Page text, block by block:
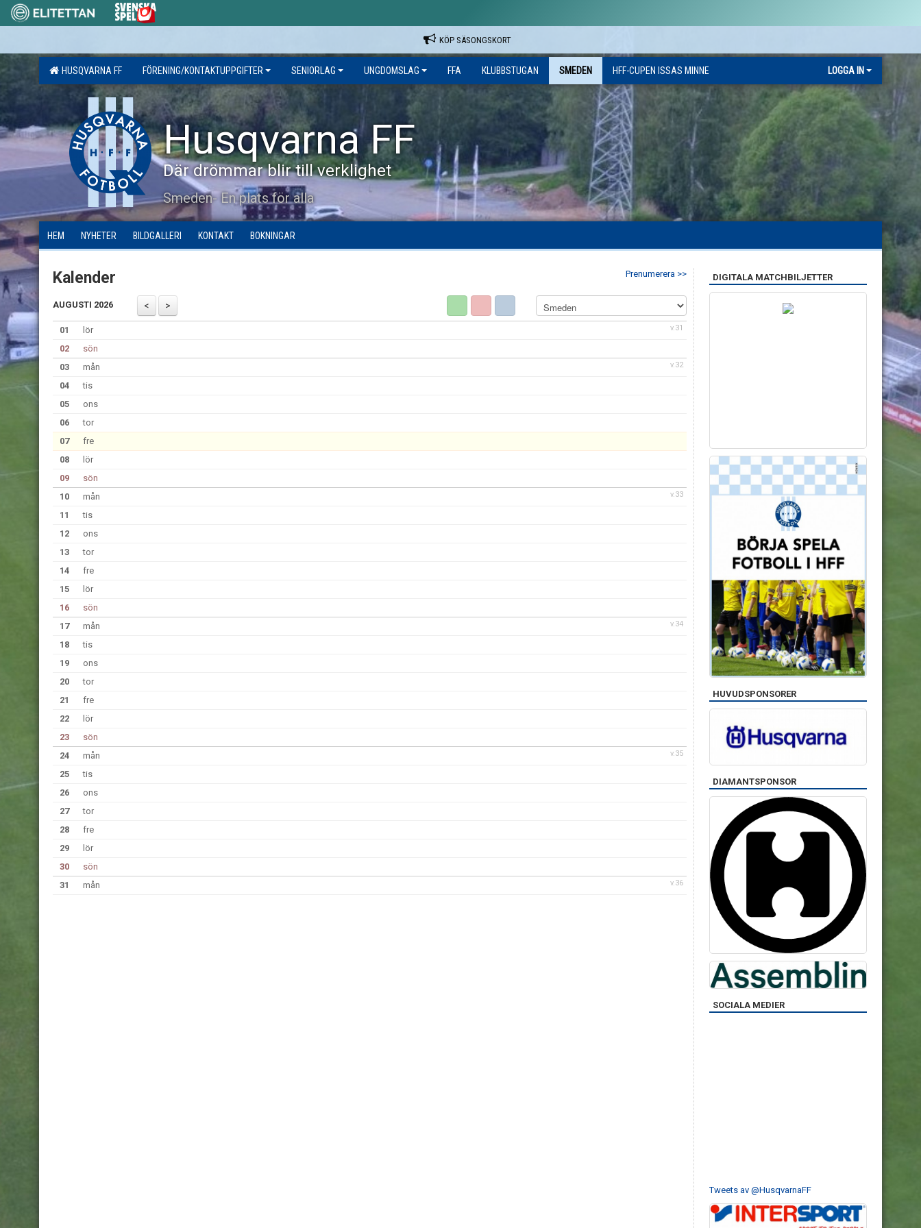
KÖP SÄSONGSKORT
HUSQVARNA FF FÖRENING/KONTAKTUPPGIFTER SENIORLAG UNGDOMSLAG FFA KLUBBSTUGAN SMEDEN HFF-CUPEN ISSAS MINNE LOGGA IN
Husqvarna FF
Där drömmar blir till verklighet
Smeden- En plats för alla
HEM NYHETER BILDGALLERI KONTAKT BOKNINGAR
Prenumerera >>
Kalender
AUGUSTI 2026
v.31
01
lör
02
sön
v.32
03
mån
04
tis
05
ons
06
tor
07
fre
08
lör
09
sön
v.33
10
mån
11
tis
12
ons
13
tor
14
fre
15
lör
16
sön
v.34
17
mån
18
tis
19
ons
20
tor
21
fre
22
lör
23
sön
v.35
24
mån
25
tis
26
ons
27
tor
28
fre
29
lör
30
sön
v.36
31 mån
DIGITALA MATCHBILJETTER
HUVUDSPONSORER
DIAMANTSPONSOR
SOCIALA MEDIER
Tweets av @HusqvarnaFF